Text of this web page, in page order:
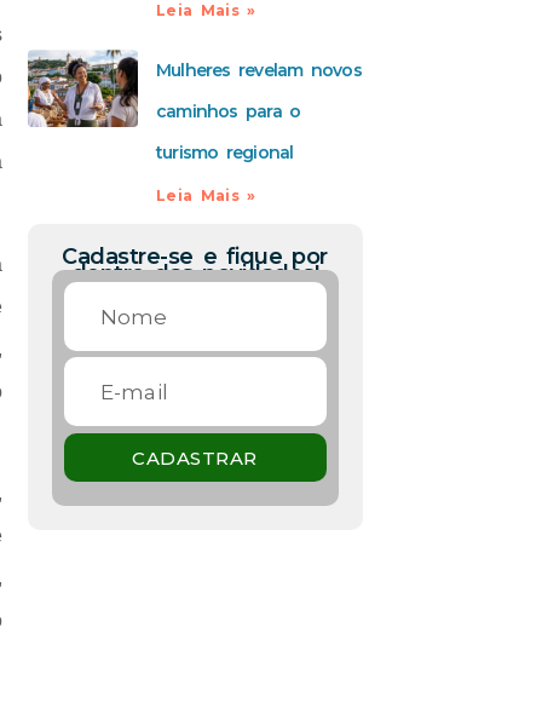
Leia Mais »
Mulheres revelam novos
caminhos para o
turismo regional
Leia Mais »
Cadastre-se e fique por
dentro das novidades!
CADASTRAR